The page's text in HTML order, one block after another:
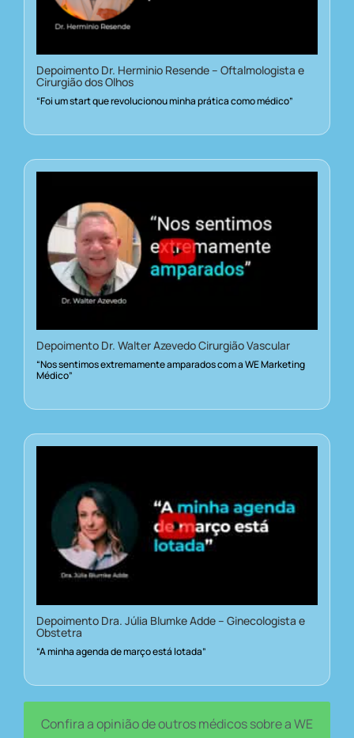
Depoimento Dr. Herminio Resende – Oftalmologista e
Cirurgião dos Olhos
“Foi um start que revolucionou minha prática como médico”
Depoimento Dr. Walter Azevedo Cirurgião Vascular
“Nos sentimos extremamente amparados com a WE Marketing
Médico”
Depoimento Dra. Júlia Blumke Adde – Ginecologista e
Obstetra
“A minha agenda de março está lotada”
Confira a opinião de outros médicos sobre a WE